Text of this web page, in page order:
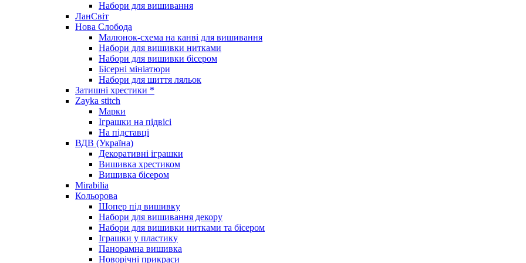
Набори для вишивання
ЛанСвіт
Нова Слобода
Малюнок-схема на канві для вишивання
Набори для вишивки нитками
Набори для вишивки бісером
Бісерні мініатюри
Набори для шиття ляльок
Затишні хрестики *
Zayka stitch
Марки
Іграшки на підвісі
На підставці
ВДВ (Україна)
Декоративні іграшки
Вишивка хрестиком
Вишивка бісером
Mirabilia
Кольорова
Шопер під вишивку
Набори для вишивання декору
Набори для вишивки нитками та бісером
Іграшки у пластику
Панорамна вишивка
Новорічні прикраси